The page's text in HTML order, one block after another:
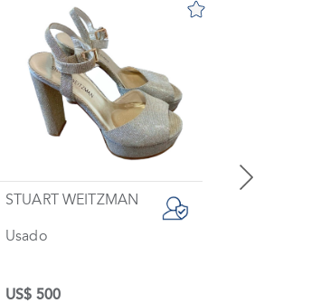
STUART WEITZMAN
Usado
US$ 500